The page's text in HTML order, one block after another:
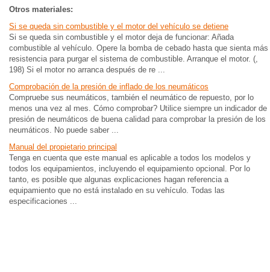
Otros materiales:
Si se queda sin combustible y el motor del vehículo se detiene
Si se queda sin combustible y el motor deja de funcionar: Añada
combustible al vehículo. Opere la bomba de cebado hasta que sienta más
resistencia para purgar el sistema de combustible. Arranque el motor. (,
198) Si el motor no arranca después de re ...
Comprobación de la presión de inflado de los neumáticos
Compruebe sus neumáticos, también el neumático de repuesto, por lo
menos una vez al mes. Cómo comprobar? Utilice siempre un indicador de
presión de neumáticos de buena calidad para comprobar la presión de los
neumáticos. No puede saber ...
Manual del propietario principal
Tenga en cuenta que este manual es aplicable a todos los modelos y
todos los equipamientos, incluyendo el equipamiento opcional. Por lo
tanto, es posible que algunas explicaciones hagan referencia a
equipamiento que no está instalado en su vehículo. Todas las
especificaciones ...